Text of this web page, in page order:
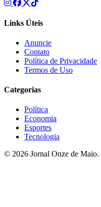
Links Úteis
Anuncie
Contato
Política de Privacidade
Termos de Uso
Categorias
Política
Economia
Esportes
Tecnologia
© 2026 Jornal Onze de Maio.